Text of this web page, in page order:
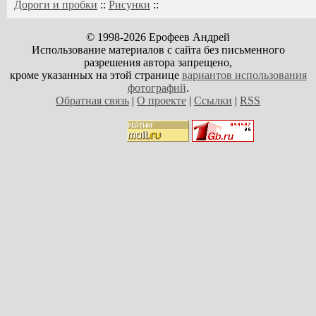
Дороги и пробки :: Рисунки ::
© 1998-2026 Ерофеев Андрей
Использование материалов с сайта без письменного
разрешения автора запрещено,
кроме указанных на этой странице вариантов использования
фотографий.
Обратная связь | О проекте | Ссылки | RSS